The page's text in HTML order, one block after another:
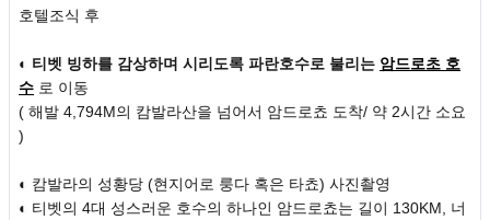
일차
호텔조식 후
◐ 티벳 빙하를 감상하며 시리도록 파란호수로 불리는 암드로초 호
수 로 이동
( 해발 4,794M의 캄발라산을 넘어서 암드로쵸 도착/ 약 2시간 소요
)
◐ 캄발라의 성황당 (현지어로 룽다 혹은 타쵸) 사진촬영
◐ 티벳의 4대 성스러운 호수의 하나인 암드로쵸는 길이 130KM, 너